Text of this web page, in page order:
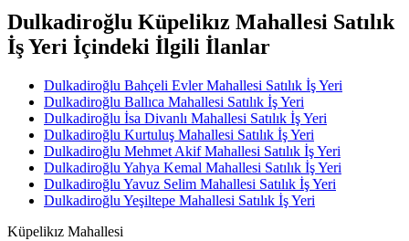
Dulkadiroğlu Küpelikız Mahallesi Satılık
İş Yeri İçindeki İlgili İlanlar
Dulkadiroğlu Bahçeli Evler Mahallesi Satılık İş Yeri
Dulkadiroğlu Ballıca Mahallesi Satılık İş Yeri
Dulkadiroğlu İsa Divanlı Mahallesi Satılık İş Yeri
Dulkadiroğlu Kurtuluş Mahallesi Satılık İş Yeri
Dulkadiroğlu Mehmet Akif Mahallesi Satılık İş Yeri
Dulkadiroğlu Yahya Kemal Mahallesi Satılık İş Yeri
Dulkadiroğlu Yavuz Selim Mahallesi Satılık İş Yeri
Dulkadiroğlu Yeşiltepe Mahallesi Satılık İş Yeri
Küpelikız Mahallesi